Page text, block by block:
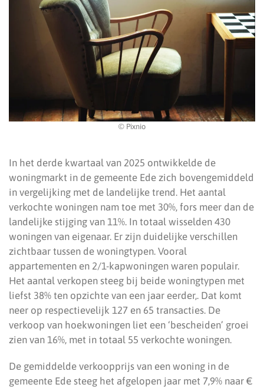
© Pixnio
In het derde kwartaal van 2025 ontwikkelde de
woningmarkt in de gemeente Ede zich bovengemiddeld
in vergelijking met de landelijke trend. Het aantal
verkochte woningen nam toe met 30%, fors meer dan de
landelijke stijging van 11%. In totaal wisselden 430
woningen van eigenaar. Er zijn duidelijke verschillen
zichtbaar tussen de woningtypen. Vooral
appartementen en 2/1-kapwoningen waren populair.
Het aantal verkopen steeg bij beide woningtypen met
liefst 38% ten opzichte van een jaar eerder,. Dat komt
neer op respectievelijk 127 en 65 transacties. De
verkoop van hoekwoningen liet een ‘bescheiden’ groei
zien van 16%, met in totaal 55 verkochte woningen.
De gemiddelde verkoopprijs van een woning in de
gemeente Ede steeg het afgelopen jaar met 7,9% naar €